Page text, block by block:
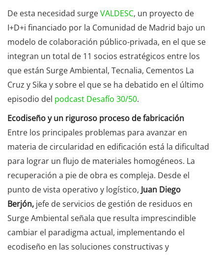
De esta necesidad surgeVALDESC, un proyecto de
I+D+i financiado por la Comunidad de Madrid bajo un
modelo de colaboración público-privada, en el que se
integran un total de 11 socios estratégicos entre los
que están Surge Ambiental, Tecnalia, Cementos La
Cruz y Sika y sobre el que se ha debatido en el último
episodio del podcast Desafío 30/50.
Ecodiseño y un riguroso proceso de fabricación
Entre los principales problemas para avanzar en
materia de circularidad en edificación está la dificultad
para lograr un flujo de materiales homogéneos. La
recuperación a pie de obra es compleja. Desde el
punto de vista operativo y logístico, Juan Diego
Berjón, jefe de servicios de gestión de residuos en
Surge Ambiental señala que resulta imprescindible
cambiar el paradigma actual, implementando el
ecodiseño en las soluciones constructivas y